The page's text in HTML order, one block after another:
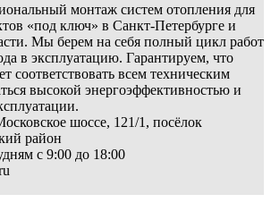
монтаж систем отопления для
«под ключ» в Санкт-Петербурге и
Мы берем на себя полный цикл работ
в эксплуатацию. Гарантируем, что
соответствовать всем техническим
высокой энергоэффективностью и
шоссе, 121/1, посёлок
район
с 9:00 до 18:00